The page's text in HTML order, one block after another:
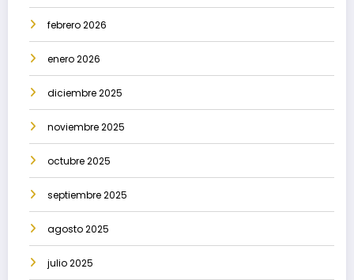
febrero 2026
enero 2026
diciembre 2025
noviembre 2025
octubre 2025
septiembre 2025
agosto 2025
julio 2025